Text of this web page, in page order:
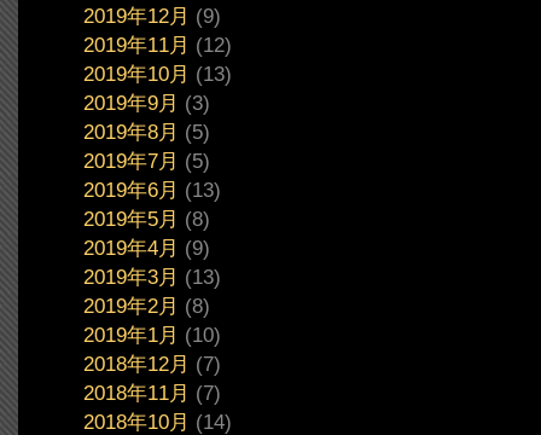
2019年12月 (9)
2019年11月 (12)
2019年10月 (13)
2019年9月 (3)
2019年8月 (5)
2019年7月 (5)
2019年6月 (13)
2019年5月 (8)
2019年4月 (9)
2019年3月 (13)
2019年2月 (8)
2019年1月 (10)
2018年12月 (7)
2018年11月 (7)
2018年10月 (14)